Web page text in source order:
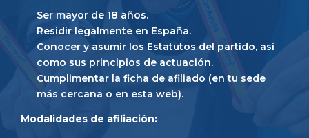
Ser mayor de 18 años.
Residir legalmente en España.
Conocer y asumir los Estatutos del partido, así
como sus principios de actuación.
Cumplimentar la ficha de afiliado (en tu sede
más cercana o en esta web).
Modalidades de afiliación: